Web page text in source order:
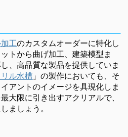
工のカスタムオーダーに特化し
トから曲げ加工、建築模型ま
、高品質な製品を提供していま
ル水槽 」の製作においても、そ
アントのイメージを具現化しま
大限に引き出すアクリアルで、
ましょう。